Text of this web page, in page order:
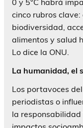
cinco rubros clave:
biodiversidad,
alimentos y salud
Lo dice la ONU.
La humanidad, el
Los portavoces
periodistas o
la responsabilidad